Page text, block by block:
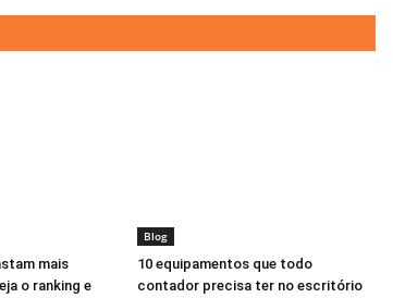
mais
o ranking e
Blog
10 equipamentos que todo
contador precisa ter no escritório